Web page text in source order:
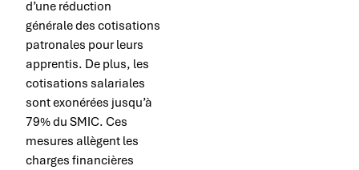
d’une réduction
générale des cotisations
patronales pour leurs
apprentis. De plus, les
cotisations salariales
sont exonérées jusqu’à
79% du SMIC. Ces
mesures allègent les
charges financières